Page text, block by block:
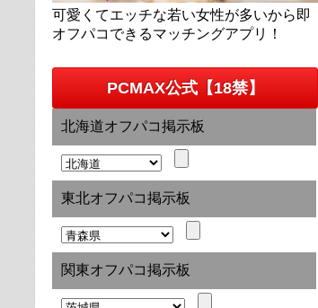
可愛くてエッチな若い女性が多いから即
オフパコできるマッチングアプリ！
PCMAX公式【18禁】
北海道オフパコ掲示板
東北オフパコ掲示板
関東オフパコ掲示板